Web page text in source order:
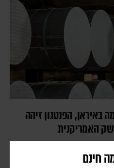
חינם
באיראן, הפנטגון זיהה
האמריקנית
מלחמה שערך הפנטגון בחודש יולי